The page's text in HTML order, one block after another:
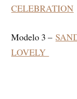
CELEBRATION
Modelo 3 –
LOVELY